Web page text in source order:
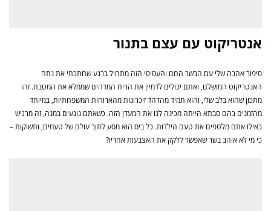
אנטריקוט עם עצם בתנור
סיפור אהבה שלי עם הבשר החם והעסיסי הזה מתחיל ברגע שחתכתי את נתח
האנטריקוט המושלם, ואתם יכולים לדמיין את הריח המדהים שממלא את המטבח. זהו
מתכון שהוא בלב שלי, והוא תמיד מהדהד זיכרונות מהארוחות המשפחתיות, במיוחד
מהזמנים בהם סבתא הייתה מכינה לנו את המעדן הזה. כשאתם נוגעים במנה, זה מרגיש
כאילו אתם מלטפים את טעם הילדות. כל ביס הוא מסע לתוך עולם של טעמים, ותשוקות –
כי מי לא אוהב בשר שאפשר ללקק את האצבעות אחריו?